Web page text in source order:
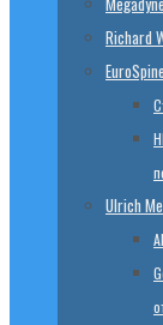
Richard
Ulrich